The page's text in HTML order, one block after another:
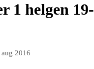
1 helgen 19-
2016